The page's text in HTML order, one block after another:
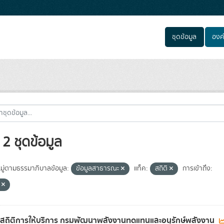
ชุดข้อมูล อง
ชุดข้อมูล
ตามธรรมาภิบาลข้อมูล: ข้อมูลสาธารณะ แท็ค: สถิติ
การเข้าถึง:
ถิติการให้บริการ กรมพัฒนาพลังงานทดแทนและอนุรักษ์พลังงาน